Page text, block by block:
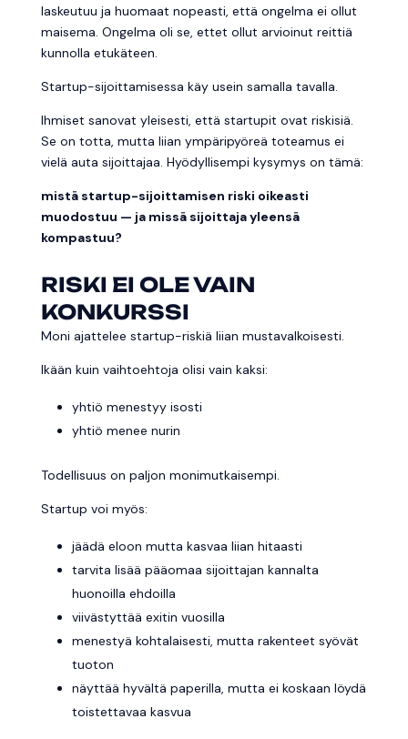
laskeutuu ja huomaat nopeasti, että ongelma ei ollut
maisema. Ongelma oli se, ettet ollut arvioinut reittiä
kunnolla etukäteen.
Startup-sijoittamisessa käy usein samalla tavalla.
Ihmiset sanovat yleisesti, että startupit ovat riskisiä.
Se on totta, mutta liian ympäripyöreä toteamus ei
vielä auta sijoittajaa. Hyödyllisempi kysymys on tämä:
mistä startup-sijoittamisen riski oikeasti
muodostuu — ja missä sijoittaja yleensä
kompastuu?
RISKI EI OLE VAIN
KONKURSSI
Moni ajattelee startup-riskiä liian mustavalkoisesti.
Ikään kuin vaihtoehtoja olisi vain kaksi:
yhtiö menestyy isosti
yhtiö menee nurin
Todellisuus on paljon monimutkaisempi.
Startup voi myös:
jäädä eloon mutta kasvaa liian hitaasti
tarvita lisää pääomaa sijoittajan kannalta
huonoilla ehdoilla
viivästyttää exitin vuosilla
menestyä kohtalaisesti, mutta rakenteet syövät
tuoton
näyttää hyvältä paperilla, mutta ei koskaan löydä
toistettavaa kasvua